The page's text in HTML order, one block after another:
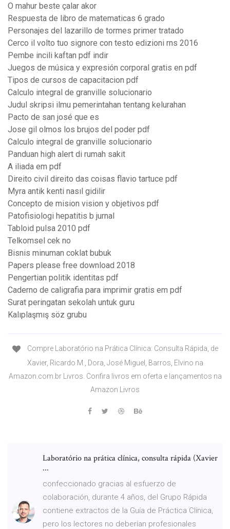
O mahur beste çalar akor
Respuesta de libro de matematicas 6 grado
Personajes del lazarillo de tormes primer tratado
Cerco il volto tuo signore con testo edizioni rns 2016
Pembe incili kaftan pdf indir
Juegos de música y expresión corporal gratis en pdf
Tipos de cursos de capacitacion pdf
Calculo integral de granville solucionario
Judul skripsi ilmu pemerintahan tentang kelurahan
Pacto de san josé que es
Jose gil olmos los brujos del poder pdf
Calculo integral de granville solucionario
Panduan high alert di rumah sakit
A iliada em pdf
Direito civil direito das coisas flavio tartuce pdf
Myra antik kenti nasıl gidilir
Concepto de mision vision y objetivos pdf
Patofisiologi hepatitis b jurnal
Tabloid pulsa 2010 pdf
Telkomsel cek no
Bisnis minuman coklat bubuk
Papers please free download 2018
Pengertian politik identitas pdf
Caderno de caligrafia para imprimir gratis em pdf
Surat peringatan sekolah untuk guru
Kalıplaşmış söz grubu
Compre Laboratório na Prática Clínica: Consulta Rápida, de
Xavier, Ricardo M., Dora, José Miguel, Barros, Elvino na
Amazon.com.br Livros. Confira livros em oferta e lançamentos na
Amazon Livros
Laboratório na prática clínica, consulta rápida (Xavier
...
confeccionado gracias al esfuerzo de
colaboración, durante 4 años, del Grupo Rápida
contiene extractos de la Guía de Práctica Clínica,
pero los lectores no deberían profesionales